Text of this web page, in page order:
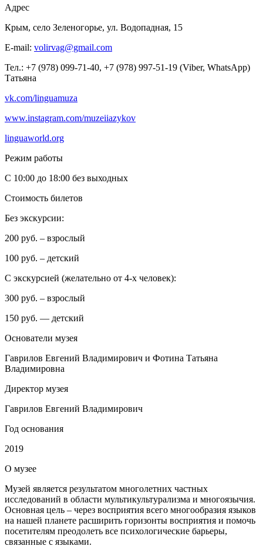
Адрес
Крым, село Зеленогорье, ул. Водопадная, 15
Е-mail: volirvag@gmail.com
Тел.: +7 (978) 099-71-40, +7 (978) 997-51-19 (Viber, WhatsApp)
Татьяна
vk.com/linguamuza
www.instagram.com/muzeiiazykov
linguaworld.org
Режим работы
C 10:00 до 18:00 без выходных
Стоимость билетов
Без экскурсии:
200 руб. – взрослый
100 руб. – детский
С экскурсией (желательно от 4-х человек):
300 руб. – взрослый
150 руб. — детский
Основатели музея
Гаврилов Евгений Владимирович и Фотина Татьяна
Владимировна
Директор музея
Гаврилов Евгений Владимирович
Год основания
2019
О музее
Музей является результатом многолетних частных
исследований в области мультикультурализма и многоязычия.
Основная цель – через восприятия всего многообразия языков
на нашей планете расширить горизонты восприятия и помочь
посетителям преодолеть все психологические барьеры,
связанные с языками.